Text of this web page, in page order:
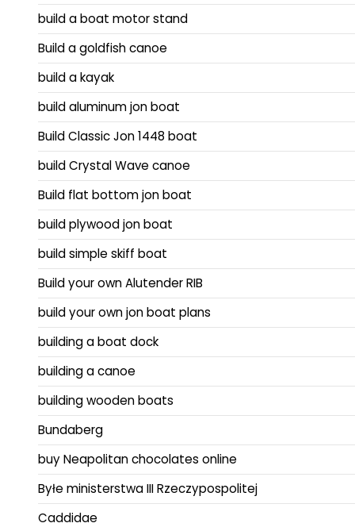
build a boat motor stand
Build a goldfish canoe
build a kayak
build aluminum jon boat
Build Classic Jon 1448 boat
build Crystal Wave canoe
Build flat bottom jon boat
build plywood jon boat
build simple skiff boat
Build your own Alutender RIB
build your own jon boat plans
building a boat dock
building a canoe
building wooden boats
Bundaberg
buy Neapolitan chocolates online
Byłe ministerstwa III Rzeczypospolitej
Caddidae